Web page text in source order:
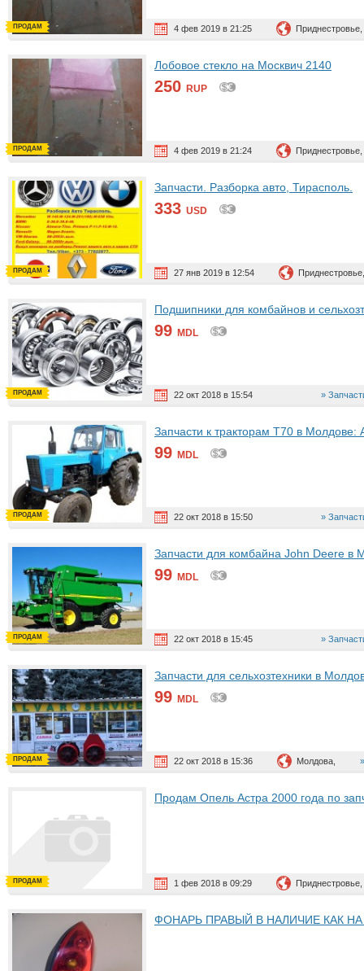
4 фев 2019 в 21:25
ПРОДАМ
Лобовое стекло на Москвич 2140
250 RUP
4 фев 2019 в 21:24
ПРОДАМ
Запчасти. Разборка авто, Тирасполь.
333 USD
27 янв 2019 в 12:54
ПРОДАМ
Подшипники для комбайнов и
99 MDL
22 окт 2018 в 15:54
ПРОДАМ
Запчасти к тракторам Т70 в Молдове:
99 MDL
22 окт 2018 в 15:50
ПРОДАМ
Запчасти для комбайна John Deere в
99 MDL
22 окт 2018 в 15:45
ПРОДАМ
Запчасти для сельхозтехники в
99 MDL
22 окт 2018 в 15:36 Молдова,
ПРОДАМ
Продам Опель Астра 2000 года по
1 фев 2018 в 09:29
ПРОДАМ
ФОНАРЬ ПРАВЫЙ В НАЛИЧИЕ КАК